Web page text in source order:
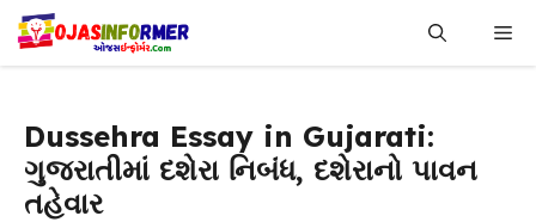
Skip
content
Dussehra Essay in Gujarati:
ગુજરાતીમાં દશેરા નિબંધ, દશેરાનો પાવન
તહેવાર